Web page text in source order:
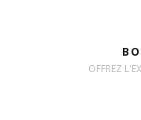
OFFREZ